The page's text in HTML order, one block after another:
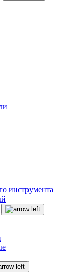
инструмента